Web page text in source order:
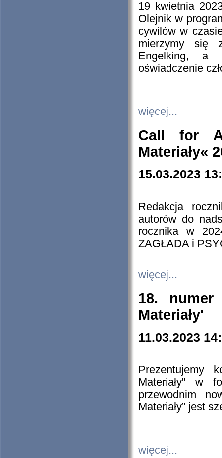
19 kwietnia
Olejnik w
cywilów w
mierzymy się
Engelking, a
oświadczenie
więcej...
Call for
Materiały«
15.03.2023
Redakcja
autorów do
rocznika w
ZAGŁADA i
więcej...
18. numer
Materiały'
11.03.2023
Prezentujemy
Materiały" w
przewodnim
Materiały” jest
więcej...